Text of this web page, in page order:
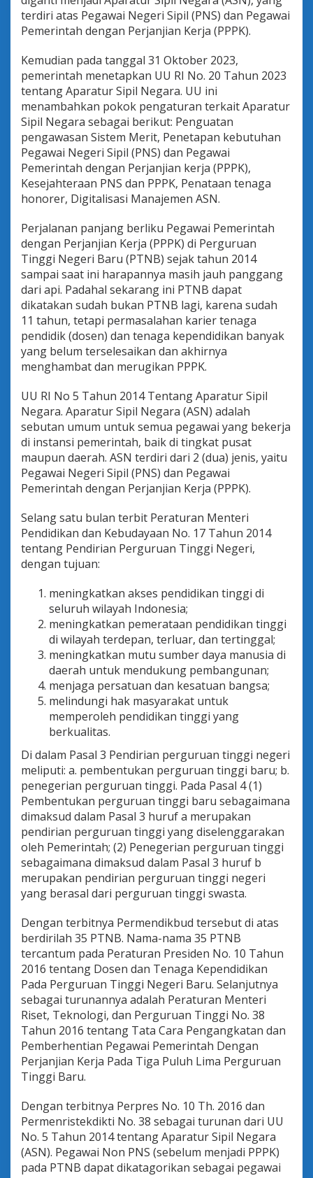
u
terdiri atas Pegawai Negeri Sipil (PNS) dan Pegawai
Pemerintah dengan Perjanjian Kerja (PPPK).
Kemudian pada tanggal 31 Oktober 2023,
pemerintah menetapkan UU RI No. 20 Tahun 2023
tentang Aparatur Sipil Negara. UU ini
menambahkan pokok pengaturan terkait Aparatur
Sipil Negara sebagai berikut: Penguatan
pengawasan Sistem Merit, Penetapan kebutuhan
Pegawai Negeri Sipil (PNS) dan Pegawai
Pemerintah dengan Perjanjian kerja (PPPK),
Kesejahteraan PNS dan PPPK, Penataan tenaga
honorer, Digitalisasi Manajemen ASN.
Perjalanan panjang berliku Pegawai Pemerintah
dengan Perjanjian Kerja (PPPK) di Perguruan
Tinggi Negeri Baru (PTNB) sejak tahun 2014
sampai saat ini harapannya masih jauh panggang
dari api. Padahal sekarang ini PTNB dapat
dikatakan sudah bukan PTNB lagi, karena sudah
11 tahun, tetapi permasalahan karier tenaga
pendidik (dosen) dan tenaga kependidikan banyak
yang belum terselesaikan dan akhirnya
menghambat dan merugikan PPPK.
UU RI No 5 Tahun 2014 Tentang Aparatur Sipil
Negara. Aparatur Sipil Negara (ASN) adalah
sebutan umum untuk semua pegawai yang bekerja
di instansi pemerintah, baik di tingkat pusat
maupun daerah. ASN terdiri dari 2 (dua) jenis, yaitu
Pegawai Negeri Sipil (PNS) dan Pegawai
Pemerintah dengan Perjanjian Kerja (PPPK).
Selang satu bulan terbit Peraturan Menteri
Pendidikan dan Kebudayaan No. 17 Tahun 2014
tentang Pendirian Perguruan Tinggi Negeri,
dengan tujuan:
meningkatkan akses pendidikan tinggi di
seluruh wilayah Indonesia;
meningkatkan pemerataan pendidikan tinggi
di wilayah terdepan, terluar, dan tertinggal;
meningkatkan mutu sumber daya manusia di
daerah untuk mendukung pembangunan;
menjaga persatuan dan kesatuan bangsa;
melindungi hak masyarakat untuk
memperoleh pendidikan tinggi yang
berkualitas.
Di dalam Pasal 3 Pendirian perguruan tinggi negeri
meliputi: a. pembentukan perguruan tinggi baru; b.
penegerian perguruan tinggi. Pada Pasal 4 (1)
Pembentukan perguruan tinggi baru sebagaimana
dimaksud dalam Pasal 3 huruf a merupakan
pendirian perguruan tinggi yang diselenggarakan
oleh Pemerintah; (2) Penegerian perguruan tinggi
sebagaimana dimaksud dalam Pasal 3 huruf b
merupakan pendirian perguruan tinggi negeri
yang berasal dari perguruan tinggi swasta.
Dengan terbitnya Permendikbud tersebut di atas
berdirilah 35 PTNB. Nama-nama 35 PTNB
tercantum pada Peraturan Presiden No. 10 Tahun
2016 tentang Dosen dan Tenaga Kependidikan
Pada Perguruan Tinggi Negeri Baru. Selanjutnya
sebagai turunannya adalah Peraturan Menteri
Riset, Teknologi, dan Perguruan Tinggi No. 38
Tahun 2016 tentang Tata Cara Pengangkatan dan
Pemberhentian Pegawai Pemerintah Dengan
Perjanjian Kerja Pada Tiga Puluh Lima Perguruan
Tinggi Baru.
Dengan terbitnya Perpres No. 10 Th. 2016 dan
Permenristekdikti No. 38 sebagai turunan dari UU
No. 5 Tahun 2014 tentang Aparatur Sipil Negara
(ASN). Pegawai Non PNS (sebelum menjadi PPPK)
pada PTNB dapat dikatagorikan sebagai pegawai